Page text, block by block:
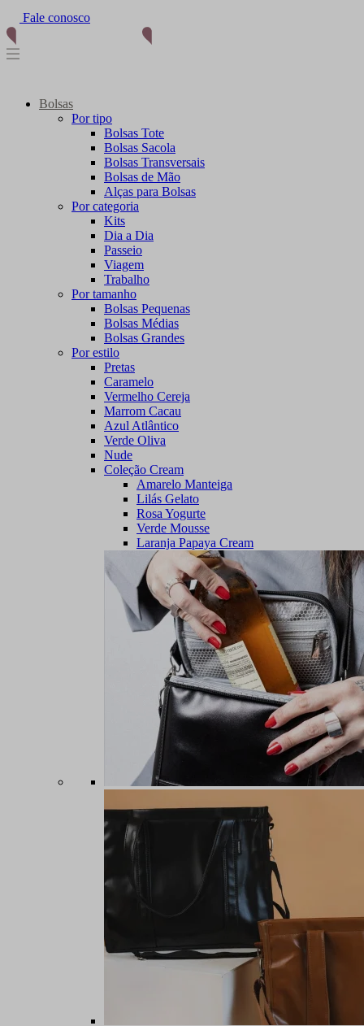
Fale conosco
Bolsas
Por tipo
Bolsas Tote
Bolsas Sacola
Bolsas Transversais
Bolsas de Mão
Alças para Bolsas
Por categoria
Kits
Dia a Dia
Passeio
Viagem
Trabalho
Por tamanho
Bolsas Pequenas
Bolsas Médias
Bolsas Grandes
Por estilo
Pretas
Caramelo
Vermelho Cereja
Marrom Cacau
Azul Atlântico
Verde Oliva
Nude
Coleção Cream
Amarelo Manteiga
Lilás Gelato
Rosa Yogurte
Verde Mousse
Laranja Papaya Cream